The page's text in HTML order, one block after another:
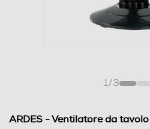
1/3
ARDES - Ventilatore da